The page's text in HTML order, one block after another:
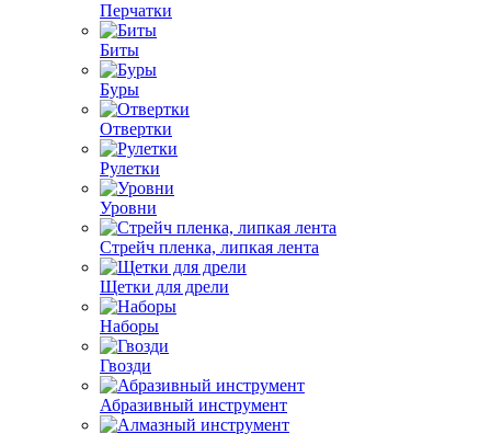
Перчатки
Биты
Буры
Отвертки
Рулетки
Уровни
Стрейч пленка, липкая лента
Щетки для дрели
Наборы
Гвозди
Абразивный инструмент